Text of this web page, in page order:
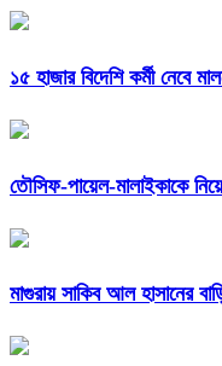
১৫ হাজার বিদেশি কর্মী নেবে
তৌসিফ-পায়েল-মালাইকাকে
মাগুরায় সাকিব আল হাসানের